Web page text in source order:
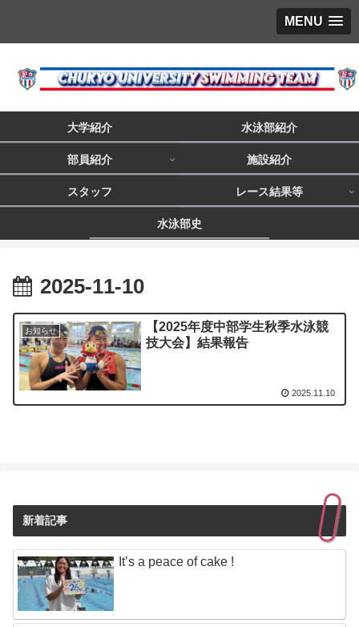
MENU
大学紹介 水泳部紹介
部員紹介 施設紹介
スタッフ レース結果等
水泳部史
2025-11-10
お知らせ
【2025年度中部学生秋季水泳競
技大会】結果報告
2025.11.10
新着記事
It’s a peace of cake !